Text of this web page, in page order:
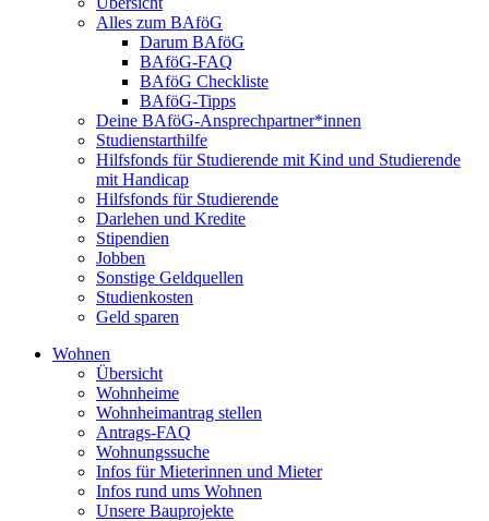
Alles zum BAföG
Darum BAföG
BAföG-FAQ
BAföG Checkliste
BAföG-Tipps
Deine BAföG-Ansprechpartner*innen
Studienstarthilfe
Hilfsfonds für Studierende mit Kind und Studierende
mit Handicap
Hilfsfonds für Studierende
Darlehen und Kredite
Stipendien
Jobben
Sonstige Geldquellen
Studienkosten
Geld sparen
Wohnen
Übersicht
Wohnheime
Wohnheimantrag stellen
Antrags-FAQ
Wohnungssuche
Infos für Mieterinnen und Mieter
Infos rund ums Wohnen
Unsere Bauprojekte